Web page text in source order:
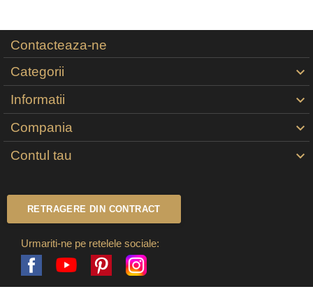
Contacteaza-ne
Categorii

Informatii 
Compania 
Contul tau 
RETRAGERE DIN CONTRACT
Urmariti-ne pe retelele sociale:
FacebookYouTube Pinterest